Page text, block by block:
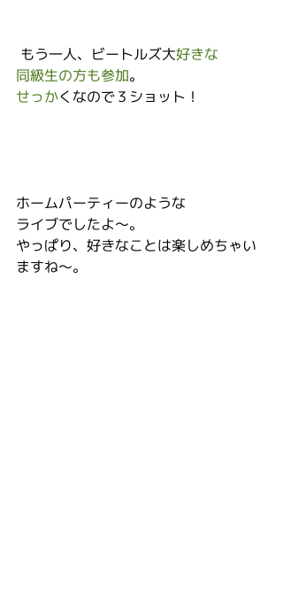
もう一人、ビートルズ大好きな
同級生の方も参加。
せっかくなので３ショット！
ホームパーティーのような
ライブでしたよ～。
やっぱり、好きなことは楽しめちゃい
ますね～。